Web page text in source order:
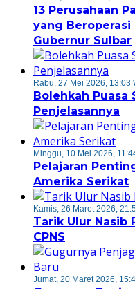
13 Perusahaan
yang
Gubernur Sulbar
Rabu, 27 Mei 2026, 13:03
Bolehkah Puasa
Penjelasannya
Minggu, 10 Mei 2026,
Pelajaran
Amerika Serikat
Kamis, 26 Maret 2026,
Tarik Ulur Nasib
CPNS
Jumat, 20 Maret 2026,